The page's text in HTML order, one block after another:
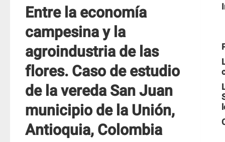
Entre la economía
campesina y la
agroindustria de las
flores. Caso de estudio
de la vereda San Juan
municipio de la Unión,
Antioquia, Colombia